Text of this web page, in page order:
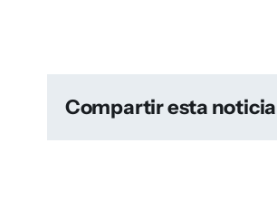
Compartir esta